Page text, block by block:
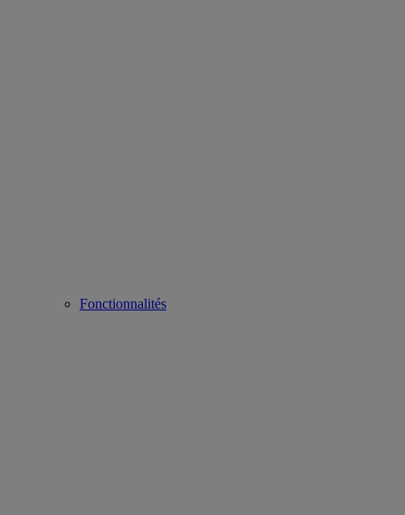
Fonctionnalités